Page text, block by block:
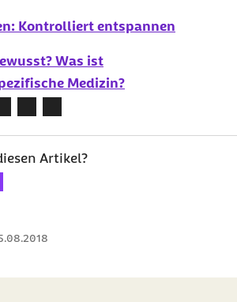
Kontrolliert entspannen
Was ist
Medizin?
Artikel?
Sterne
3 Sterne4 Sterne
Bewertung: 5 Sterne